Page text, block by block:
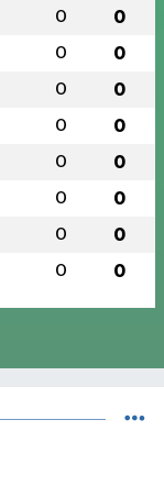
0 0
0 0
0 0
0 0
0 0
0 0
0 0
0 0